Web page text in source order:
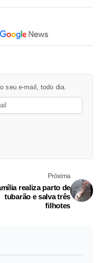
seu e-mail, todo dia.
Próxima
realiza parto de
tubarão e salva três
filhotes